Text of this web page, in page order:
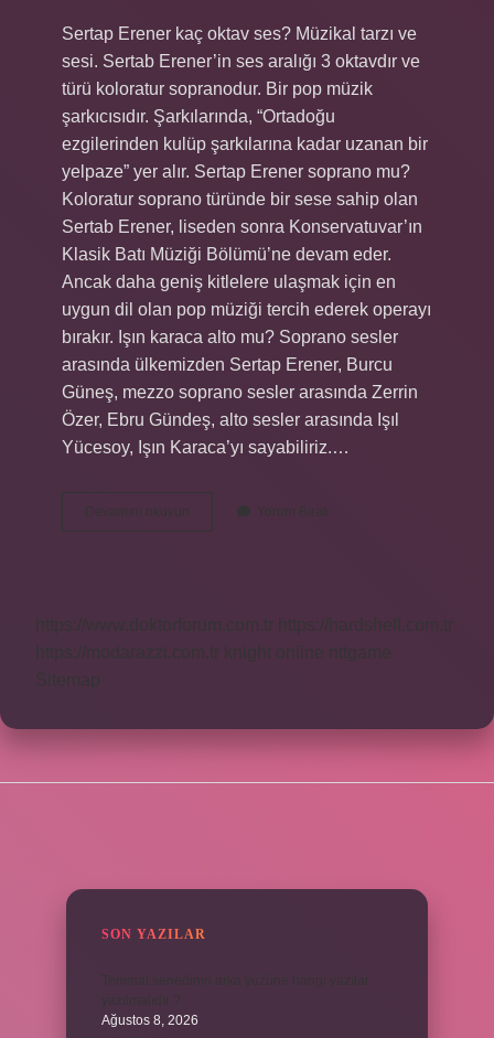
Sertap Erener kaç oktav ses? Müzikal tarzı ve
sesi. Sertab Erener’in ses aralığı 3 oktavdır ve
türü koloratur sopranodur. Bir pop müzik
şarkıcısıdır. Şarkılarında, “Ortadoğu
ezgilerinden kulüp şarkılarına kadar uzanan bir
yelpaze” yer alır. Sertap Erener soprano mu?
Koloratur soprano türünde bir sese sahip olan
Sertab Erener, liseden sonra Konservatuvar’ın
Klasik Batı Müziği Bölümü’ne devam eder.
Ancak daha geniş kitlelere ulaşmak için en
uygun dil olan pop müziği tercih ederek operayı
bırakır. Işın karaca alto mu? Soprano sesler
arasında ülkemizden Sertap Erener, Burcu
Güneş, mezzo soprano sesler arasında Zerrin
Özer, Ebru Gündeş, alto sesler arasında Işıl
Yücesoy, Işın Karaca’yı sayabiliriz.…
Devamını okuyun
Erener
Yorum Bırak
https://www.doktorforum.com.tr
https://hardshell.com.tr
https://modarazzi.com.tr
knight online
nttgame
Sitemap
SON YAZILAR
Ağustos 8, 2026